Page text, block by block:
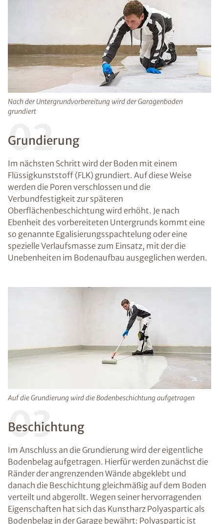
Nach der Untergrundvorbereitung wird der Garagenboden
grundiert
02
Grundierung
Im nächsten Schritt wird der Boden mit einem
Flüssigkunststoff (FLK) grundiert. Auf diese Weise
werden die Poren verschlossen und die
Verbundfestigkeit zur späteren
Oberflächenbeschichtung wird erhöht. Je nach
Ebenheit des vorbereiteten Untergrunds kommt eine
so genannte Egalisierungsspachtelung oder eine
spezielle Verlaufsmasse zum Einsatz, mit der die
Unebenheiten im Bodenaufbau ausgeglichen werden.
Auf die Grundierung wird die Bodenbeschichtung aufgetragen
03
Beschichtung
Im Anschluss an die Grundierung wird der eigentliche
Bodenbelag aufgetragen. Hierfür werden zunächst die
Ränder der angrenzenden Wände abgeklebt und
danach die Beschichtung gleichmäßig auf dem Boden
verteilt und abgerollt. Wegen seiner hervorragenden
Eigenschaften hat sich das Kunstharz Polyaspartic als
Bodenbelag in der Garage bewährt: Polyaspartic ist